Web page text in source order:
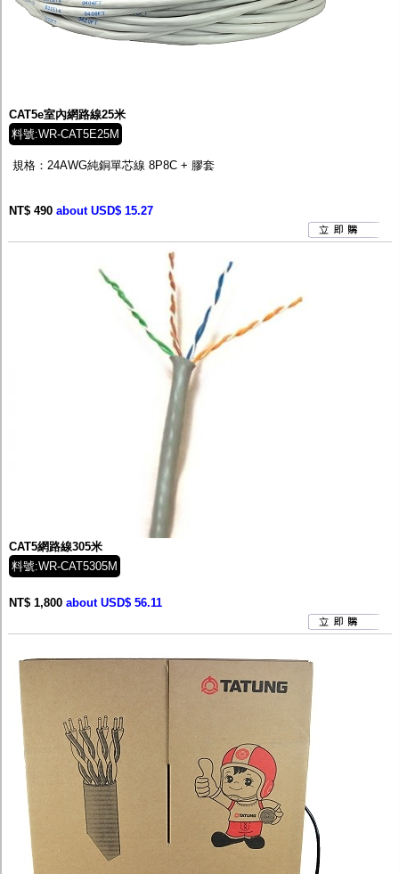
CAT5e室內網路線25米
料號:WR-CAT5E25M
規格：24AWG純銅單芯線 8P8C + 膠套
NT$ 490 about USD$ 15.27
CAT5網路線305米
料號:WR-CAT5305M
NT$ 1,800 about USD$ 56.11